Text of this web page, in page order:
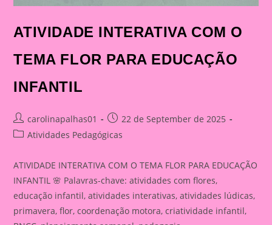
ATIVIDADE INTERATIVA COM O
TEMA FLOR PARA EDUCAÇÃO
INFANTIL
Post
author:
carolinapalhas01
Post
published:
22 de September de 2025
PostAtividades Pedagógicas
ATIVIDADE INTERATIVA COM O TEMA FLOR PARA EDUCAÇÃO
INFANTIL 🌸 Palavras-chave: atividades com flores,
educação infantil, atividades interativas, atividades lúdicas,
primavera, flor, coordenação motora, criatividade infantil,